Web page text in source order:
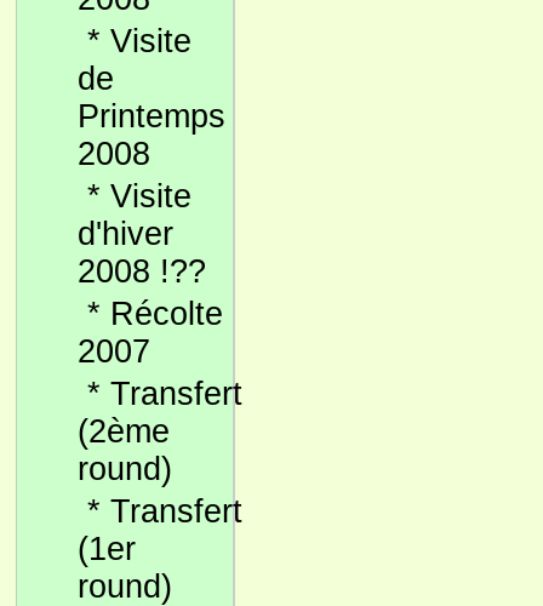
* Visite
de
Printemps
2008
* Visite
d'hiver
2008 !??
* Récolte
2007
* Transfert
(2ème
round)
* Transfert
(1er
round)